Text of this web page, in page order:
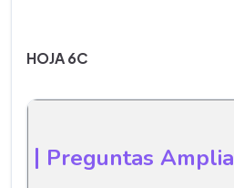
HOJA 6C
Preguntas